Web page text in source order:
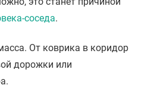
соседа.
От коврика в коридор
дорожки или